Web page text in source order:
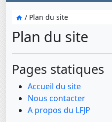
/ Plan du site
Plan du site
Pages statiques
Accueil du site
Nous contacter
A propos du LFJP